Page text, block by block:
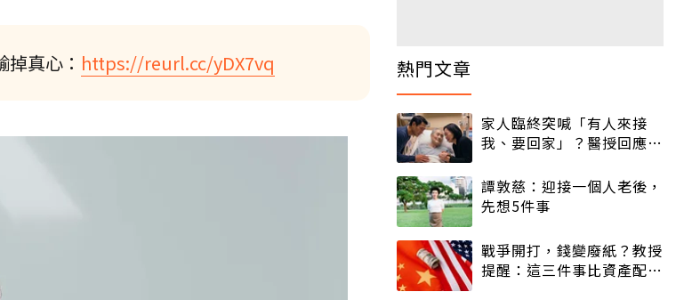
真心： https://reurl.cc/yDX7vq 熱門文章
家人臨終突喊「有人來接
我、要回家」？醫授回應方
譚敦慈：迎接一個人老後，
先想5件事
戰爭開打，錢變廢紙？教授
提醒：這三件事比資產配置